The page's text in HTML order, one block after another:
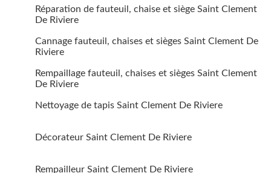
Réparation de fauteuil, chaise et siège Saint Clement
De Riviere
Cannage fauteuil, chaises et sièges Saint Clement De
Riviere
Rempaillage fauteuil, chaises et sièges Saint Clement
De Riviere
Nettoyage de tapis Saint Clement De Riviere
Décorateur Saint Clement De Riviere
Rempailleur Saint Clement De Riviere